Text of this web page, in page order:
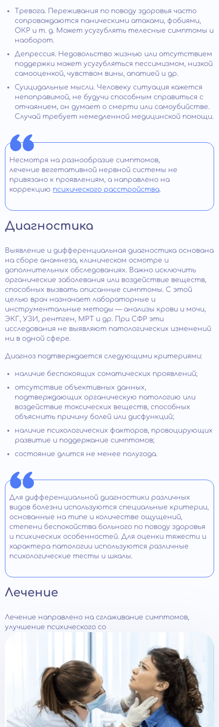
Тревога. Переживания по поводу здоровья часто
сопровождаются паническими атаками, фобиями,
ОКР и т. д. Может усугублять телесные симптомы и
наоборот.
Депрессия. Недовольство жизнью или отсутствием
поддержки может усугубляться пессимизмом, низкой
самооценкой, чувством вины, апатией и др.
Суицидальные мысли. Человеку ситуация кажется
непоправимой, не будучи способным справиться с
отчаянием, он думает о смерти или самоубийстве.
Случай требует немедленной медицинской помощи.
Несмотря на разнообразие симптомов,
лечение вегетативной нервной системы не
привязано к проявлениям, а направлено на
коррекцию психического расстройства.
Диагностика
Выявление и дифференциальная диагностика основана
на сборе анамнеза, клиническом осмотре и
дополнительных обследованиях. Важно исключить
органические заболевания или воздействие веществ,
способных вызвать описанные симптомы. С этой
целью врач назначает лабораторные и
инструментальные методы — анализы крови и мочи,
ЭКГ, УЗИ, рентген, МРТ и др. При СФР эти
исследования не выявляют патологических изменений
ни в одной сфере.
Диагноз подтверждается следующими критериями:
наличие беспокоящих соматических проявлений;
отсутствие объективных данных,
подтверждающих органическую патологию или
воздействие токсических веществ, способных
объяснить причину болей или дисфункций;
наличие психологических факторов, провоцирующих
развитие и поддержание симптомов;
состояние длится не менее полугода.
Для дифференциальной диагностики различных
видов болезни используются специальные критерии,
основанные на типе и количестве ощущений,
степени беспокойства больного по поводу здоровья
и психических особенностей. Для оценки тяжести и
характера патологии используются различные
психологические тесты и шкалы.
Лечение
Лечение направлено на сглаживание симптомов,
улучшение психического со